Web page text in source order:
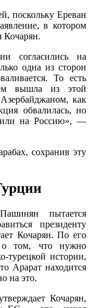
поскольку Ереван
в котором
Кочарян.
согласились на
одна из сторон
То есть
вышла из этой
как
обвалилась, но
на Россию», —
сохранив эту
пытается
президенту
Кочарян. По его
о том, что нужно
турецкой истории,
Арарат находится
на это.
Кочарян,